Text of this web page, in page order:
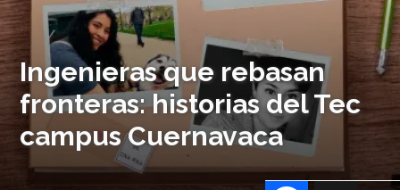
Ingenieras que rebasan
fronteras: historias del Tec
campus Cuernavaca
X
Facebook